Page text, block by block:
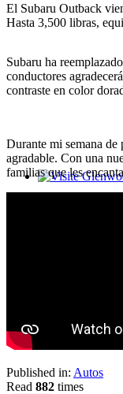
Glenwood
El Subaru Outback
Hasta 3,500 libras,
Subaru ha
conductores
contraste en color
Durante mi semana de
agradable. Con una
familias que les
Published in: Autos
Read 882 times